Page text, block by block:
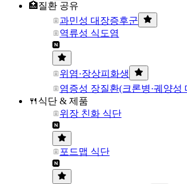
🏥질환 공유
과민성 대장증후군
역류성 식도염
위염·장상피화생
염증성 장질환(크론병·궤양성
🍴식단 & 제품
위장 친화 식단
포드맵 식단